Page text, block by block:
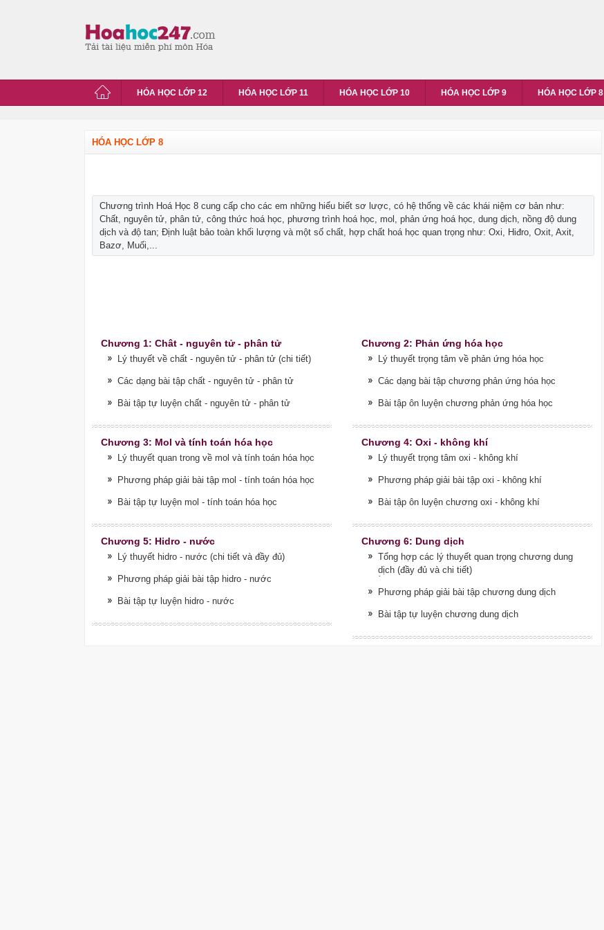
HÓA HỌC LỚP 12 HÓA HỌC LỚP 11 HÓA HỌC LỚP 10 HÓA HỌC LỚP 9 HÓA HỌC LỚP 8
HÓA HỌC LỚP 8
Chương trình Hoá Học 8 cung cấp cho các em những hiểu biết sơ lược, có hệ thống về các khái niệm cơ bản như:
Chất, nguyên tử, phân tử, công thức hoá học, phương trình hoá học, mol, phản ứng hoá học, dung dịch, nồng độ dung
dịch và độ tan; Định luật bảo toàn khối lượng và một số chất, hợp chất hoá học quan trọng như: Oxi, Hiđro, Oxit, Axit,
Bazơ, Muối,...
Chương 1: Chât - nguyên tử - phân tử
Lý thuyết về chất - nguyên tử - phân tử (chi tiết)
Các dạng bài tập chất - nguyên tử - phân tử
Bài tập tự luyện chất - nguyên tử - phân tử
Chương 2: Phản ứng hóa học
Lý thuyết trọng tâm về phản ứng hóa học
Các dạng bài tập chương phản ứng hóa học
Bài tập ôn luyện chương phản ứng hóa học
Chương 3: Mol và tính toán hóa học
Lý thuyết quan trong về mol và tính toán hóa học
Phương pháp giải bài tập mol - tính toán hóa học
Bài tập tự luyện mol - tính toán hóa học
Chương 4: Oxi - không khí
Lý thuyết trọng tâm oxi - không khí
Phương pháp giải bài tập oxi - không khí
Bài tập ôn luyện chương oxi - không khí
Chương 5: Hidro - nước
Lý thuyết hidro - nước (chi tiết và đầy đủ)
Phương pháp giải bài tập hidro - nước
Bài tập tự luyện hidro - nước
Chương 6: Dung dịch
Tổng hợp các lý thuyết quan trọng chương dung
dịch (đầy đủ và chi tiết)
Phương pháp giải bài tập chương dung dịch
Bài tập tự luyện chương dung dịch